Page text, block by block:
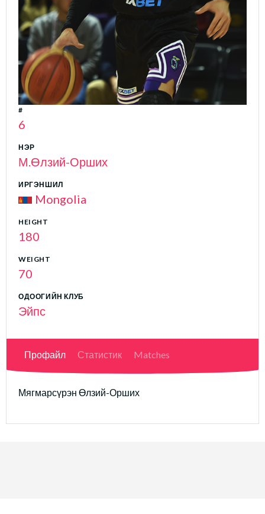
#
6
НЭР
М.Өлзий-Орших
ИРГЭНШИЛ
Mongolia
HEIGHT
180
WEIGHT
70
ОДООГИЙН КЛУБ
Эйпс
Профайл Статистик Matches
Мягмарсүрэн Өлзий-Орших